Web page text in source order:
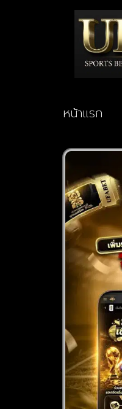
หน้าแรก